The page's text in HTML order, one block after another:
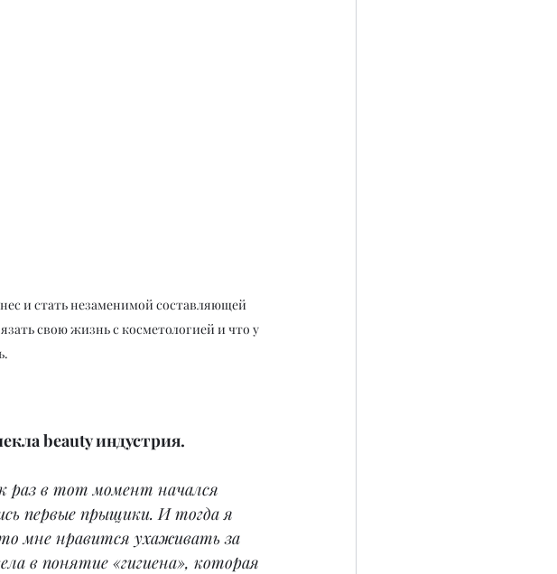
и стать незаменимой составляющей
свою жизнь с косметологией и что у
beauty индустрия.
раз в тот момент начался
первые прыщики. И тогда я
мне нравится ухаживать за
в понятие «гигиена», которая